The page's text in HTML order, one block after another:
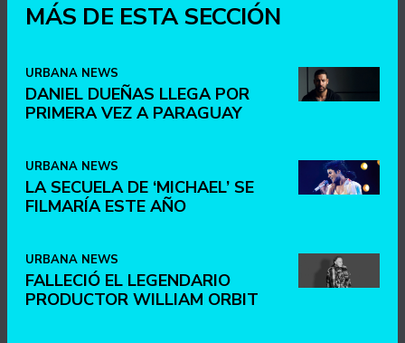
MÁS DE ESTA SECCIÓN
URBANA NEWS
DANIEL DUEÑAS LLEGA POR
PRIMERA VEZ A PARAGUAY
URBANA NEWS
LA SECUELA DE ‘MICHAEL’ SE
FILMARÍA ESTE AÑO
URBANA NEWS
FALLECIÓ EL LEGENDARIO
PRODUCTOR WILLIAM ORBIT